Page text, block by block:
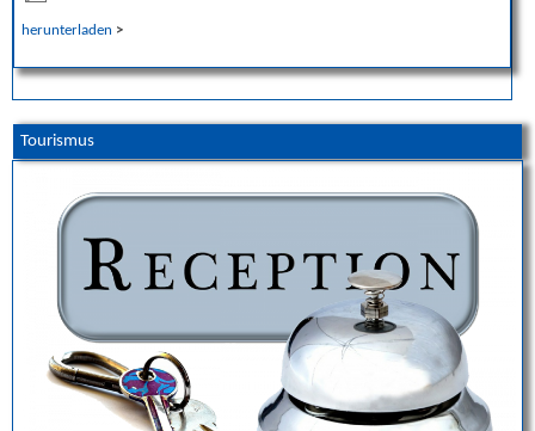
herunterladen >
Tourismus